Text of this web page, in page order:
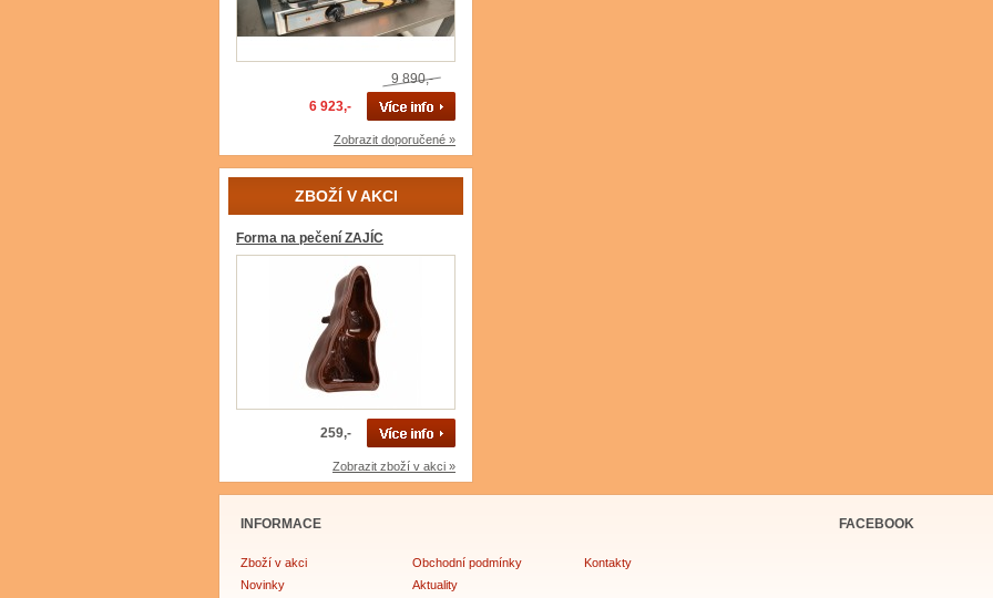
9 890,-
6 923,-
Zobrazit doporučené »
ZBOŽÍ V AKCI
Forma na pečení ZAJÍC
259,-
Zobrazit zboží v akci »
INFORMACE
Zboží v akci
Novinky
Obchodní podmínky
Aktuality
Kontakty
FACEBOOK